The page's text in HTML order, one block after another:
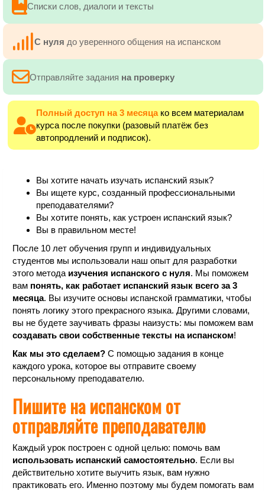
Списки слов, диалоги и тексты
C нуля до уверенного общения на испанском
Отправляйте задания на проверку
Полный доступ на 3 месяцако всем материалам
курса после покупки (разовый платёж без
автопродлений и подписок).
Вы хотите начать изучать испанский язык?
Вы ищете курс, созданный профессиональными
преподавателями?
Вы хотите понять, как устроен испанский язык?
Вы в правильном месте!
После 10 лет обучения групп и индивидуальных
студентов мы использовали наш опыт для разработки
этого метода изучения испанского с нуля. Мы поможем
вам понять, как работает испанский язык всего за 3
месяца. Вы изучите основы испанской грамматики, чтобы
понять логику этого прекрасного языка. Другими словами,
вы не будете заучивать фразы наизусть: мы поможем вам
создавать свои собственные тексты на испанском!
Как мы это сделаем? С помощью задания в конце
каждого урока, которое вы отправите своему
персональному преподавателю.
Пишите на испанском от
отправляйте преподавателю
Каждый урок построен с одной целью: помочь вам
использовать испанский самостоятельно. Если вы
действительно хотите выучить язык, вам нужно
практиковать его. Именно поэтому мы будем помогать вам